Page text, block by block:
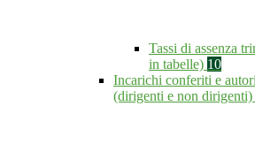
Tassi di assenza
in tabelle) 10
Incarichi conferiti e
(dirigenti e non dirigenti)